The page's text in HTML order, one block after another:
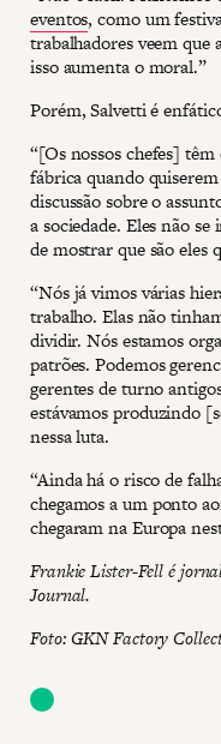
eventos, como um
trabalhadores veem que
isso aumenta o moral.”
Porém, Salvetti é
“[Os nossos chefes]
fábrica quando
discussão sobre o
a sociedade. Eles não
de mostrar que são eles
“Nós já vimos várias
trabalho. Elas não
dividir. Nós estamos
patrões. Podemos
gerentes de turno
estávamos produzindo
nessa luta.
“Ainda há o risco de
chegamos a um ponto
chegaram na Europa
Frankie Lister-Fell é
Journal.
Foto: GKN Factory